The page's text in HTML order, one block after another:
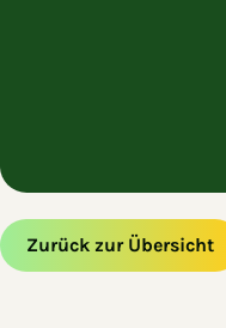
Zurück zur Übersicht